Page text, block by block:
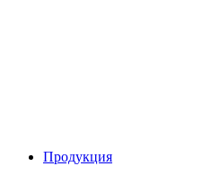
Продукция